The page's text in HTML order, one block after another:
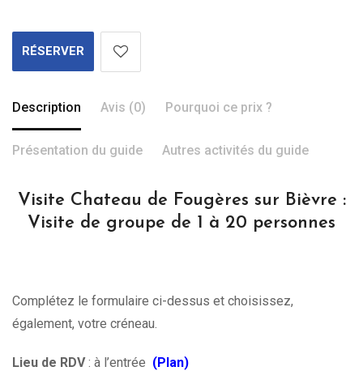
RÉSERVER
Description Avis (0) Pourquoi ce prix ?
Présentation du guide Autres activités du guide
Visite Chateau de Fougères sur Bièvre :
Visite de groupe de 1 à 20 personnes
Complétez le formulaire ci-dessus et choisissez,
également, votre créneau.
Lieu de RDV: à l’entrée (Plan)